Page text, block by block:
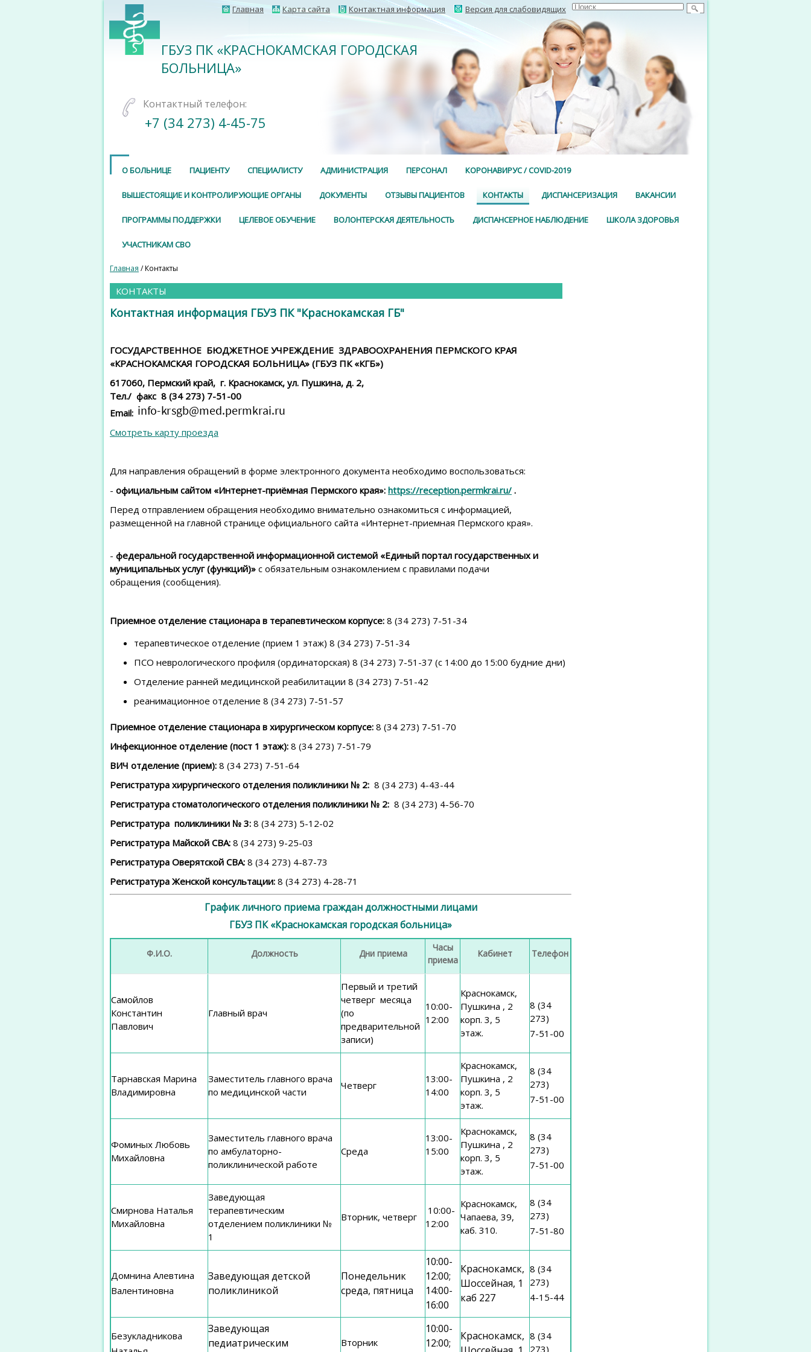
Главная Карта сайта Контактная информация Версия для слабовидящих
ГБУЗ ПК «КРАСНОКАМСКАЯ ГОРОДСКАЯ
БОЛЬНИЦА»
Контактный телефон:
+7 (34 273) 4-45-75
О БОЛЬНИЦЕ ПАЦИЕНТУ СПЕЦИАЛИСТУ АДМИНИСТРАЦИЯ ПЕРСОНАЛ КОРОНАВИРУС / COVID-2019
ВЫШЕСТОЯЩИЕ И КОНТРОЛИРУЮЩИЕ ОРГАНЫ ДОКУМЕНТЫ ОТЗЫВЫ ПАЦИЕНТОВ КОНТАКТЫ ДИСПАНСЕРИЗАЦИЯ ВАКАНСИИ
ПРОГРАММЫ ПОДДЕРЖКИ ЦЕЛЕВОЕ ОБУЧЕНИЕ ВОЛОНТЕРСКАЯ ДЕЯТЕЛЬНОСТЬ ДИСПАНСЕРНОЕ НАБЛЮДЕНИЕ ШКОЛА ЗДОРОВЬЯ
УЧАСТНИКАМ СВО
Главная / Контакты
КОНТАКТЫ
Контактная информация ГБУЗ ПК "Краснокамская ГБ"
ГОСУДАРСТВЕННОЕ БЮДЖЕТНОЕ УЧРЕЖДЕНИЕ ЗДРАВООХРАНЕНИЯ ПЕРМСКОГО КРАЯ
«КРАСНОКАМСКАЯ ГОРОДСКАЯ БОЛЬНИЦА» (ГБУЗ ПК «КГБ»)
617060, Пермский край, г. Краснокамск, ул. Пушкина, д. 2,
Тел./ факс 8 (34 273) 7-51-00
Email:
Смотреть карту проезда
Для направления обращений в форме электронного документа необходимо воспользоваться:
- официальным сайтом «Интернет-приёмная Пермского края»: https://reception.permkrai.ru/ .
Перед отправлением обращения необходимо внимательно ознакомиться с информацией,
размещенной на главной странице официального сайта «Интернет-приемная Пермского края».
- федеральной государственной информационной системой «Единый портал государственных и
муниципальных услуг (функций)» с обязательным ознакомлением с правилами подачи
обращения (сообщения).
Приемное отделение стационара в терапевтическом корпусе: 8 (34 273) 7-51-34
терапевтическое отделение (прием 1 этаж) 8 (34 273) 7-51-34
ПСО неврологического профиля (ординаторская) 8 (34 273) 7-51-37 (с 14:00 до 15:00 будние дни)
Отделение ранней медицинской реабилитации 8 (34 273) 7-51-42
реанимационное отделение 8 (34 273) 7-51-57
Приемное отделение стационара в хирургическом корпусе: 8 (34 273) 7-51-70
Инфекционное отделение (пост 1 этаж): 8 (34 273) 7-51-79
ВИЧ отделение (прием): 8 (34 273) 7-51-64
Регистратура хирургического отделения поликлиники № 2: 8 (34 273) 4-43-44
Регистратура стоматологического отделения поликлиники № 2: 8 (34 273) 4-56-70
Регистратура поликлиники № 3: 8 (34 273) 5-12-02
Регистратура Майской СВА: 8 (34 273) 9-25-03
Регистратура Оверятской СВА: 8 (34 273) 4-87-73
Регистратура Женской консультации: 8 (34 273) 4-28-71
График личного приема граждан должностными лицами
ГБУЗ ПК «Краснокамская городская больница»
Ф.И.О. Должность Дни приема
Часы
приема
Кабинет Телефон
Самойлов
Константин
Павлович
Главный врач
Первый и третий
четверг месяца
(по
предварительной
записи)
10:00-
12:00
Краснокамск,
Пушкина , 2
корп. 3, 5
этаж.
8 (34
273)
7-51-00
Тарнавская Марина
Владимировна
Заместитель главного врача
по медицинской части
Четверг
13:00-
14:00
Краснокамск,
Пушкина , 2
корп. 3, 5
этаж.
8 (34
273)
7-51-00
Фоминых Любовь
Михайловна
Заместитель главного врача
по амбулаторно-
поликлинической работе
Среда
13:00-
15:00
Краснокамск,
Пушкина , 2
корп. 3, 5
этаж.
8 (34
273)
7-51-00
Смирнова Наталья
Михайловна
Заведующая
терапевтическим
отделением поликлиники №
1
Вторник, четверг
10:00-
12:00
Краснокамск,
Чапаева, 39,
каб. 310.
8 (34
273)
7-51-80
Домнина Алевтина
Валентиновна
Заведующая детской
поликлиникой
Понедельник
среда, пятница
10:00-
12:00;
14:00-
16:00
Краснокамск,
Шоссейная, 1
каб 227
8 (34
273)
4-15-44
Безукладникова
Заведующая
педиатрическим
Вторник
10:00-
12:00;
Краснокамск, 8 (34
273)